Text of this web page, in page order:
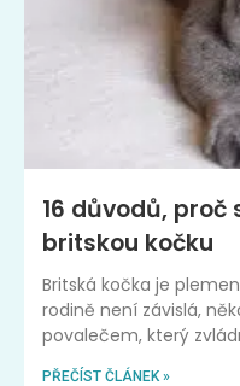
16 důvodů,
britskou kočku
Britská kočka je
rodině není závislá,
povalečem, který
PŘEČÍST ČLÁNEK »